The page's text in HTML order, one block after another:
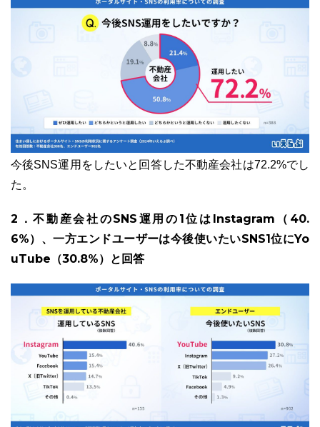
今後SNS運用をしたいと回答した不動産会社は72.2%でし
た。
2．不動産会社のSNS運用の1位はInstagram（40.
6%）、一方エンドユーザーは今後使いたいSNS1位にYo
uTube（30.8%）と回答